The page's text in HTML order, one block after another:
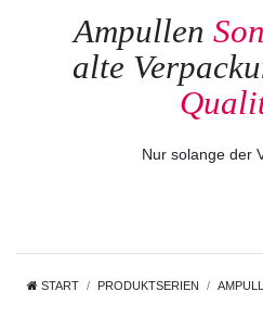
Ampullen
alte
Nur solange der
START PRODUKTSERIEN